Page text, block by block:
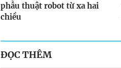
phẫu thuật robot từ xa hai
chiều
ĐỌC THÊM